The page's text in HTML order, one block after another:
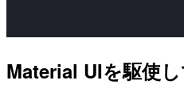
Material UIを駆使